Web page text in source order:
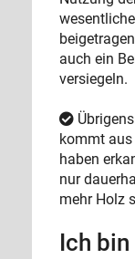
auch ein
versiegeln.
kommt aus
haben
nur
mehr Holz
Ich